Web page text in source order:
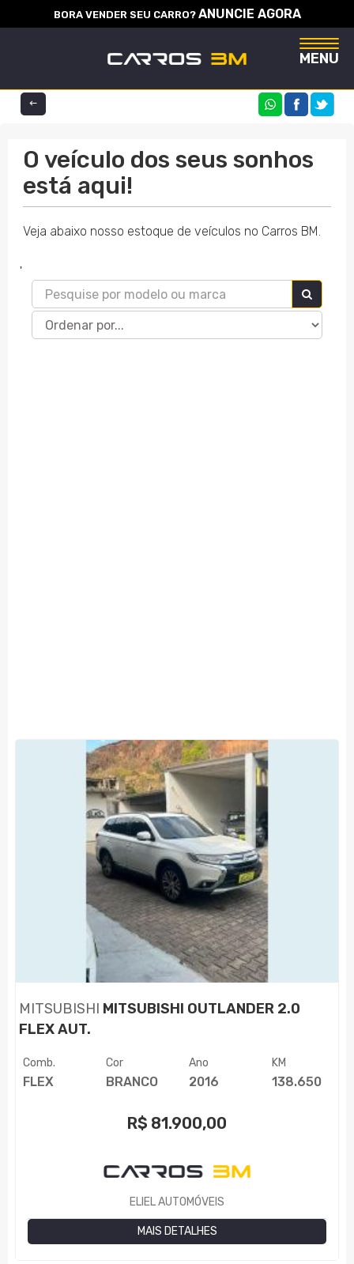
BORA VENDER SEU CARRO? ANUNCIE AGORA
MENU
O veículo dos seus sonhos
está aqui!
Veja abaixo nosso estoque de veículos no Carros BM.
'
MITSUBISHI MITSUBISHI OUTLANDER 2.0
FLEX AUT.
Comb.
FLEX
Cor
BRANCO
Ano
2016
KM
138.650
R$ 81.900,00
ELIEL AUTOMÓVEIS
MAIS DETALHES